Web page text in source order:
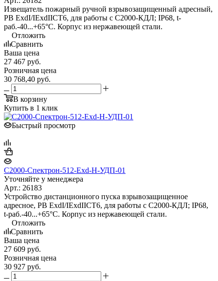
Извещатель пожарный ручной взрывозащищенный адресный,
PB ExdI/IExdIICT6, для работы с С2000-КДЛ; IP68, t-
раб.-40...+65°С. Корпус из нержавеющей стали.
Отложить
Сравнить
Ваша цена
27 467 руб.
Розничная цена
30 768,40 руб.
В корзину
Купить в 1 клик
Быстрый просмотр
С2000-Спектрон-512-Exd-Н-УДП-01
Уточняйте у менеджера
Арт.: 26183
Устройство дистанционного пуска взрывозащищенное
адресное, PB ExdI/IExdIICT6, для работы с С2000-КДЛ; IP68,
t-раб.-40...+65°С. Корпус из нержавеющей стали.
Отложить
Сравнить
Ваша цена
27 609 руб.
Розничная цена
30 927 руб.